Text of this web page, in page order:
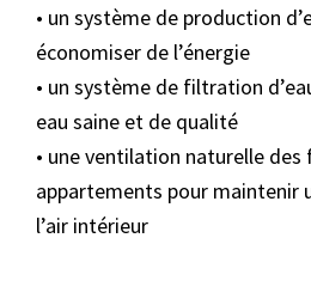
• un système de production
économiser de l’énergie
• un système de filtration
eau saine et de qualité
• une ventilation naturelle des
appartements pour maintenir
l’air intérieur